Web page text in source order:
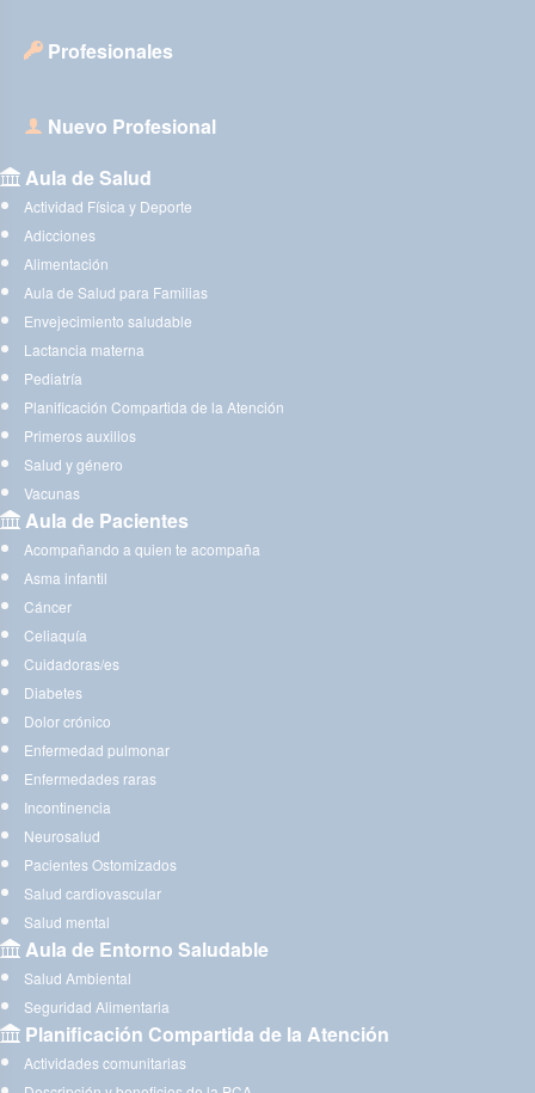
Profesionales
Nuevo Profesional
Aula de Salud
Actividad Física y Deporte
Adicciones
Alimentación
Aula de Salud para Familias
Envejecimiento saludable
Lactancia materna
Pediatría
Planificación Compartida de la Atención
Primeros auxilios
Salud y género
Vacunas
Aula de Pacientes
Acompañando a quien te acompaña
Asma infantil
Cáncer
Celiaquía
Cuidadoras/es
Diabetes
Dolor crónico
Enfermedad pulmonar
Enfermedades raras
Incontinencia
Neurosalud
Pacientes Ostomizados
Salud cardiovascular
Salud mental
Aula de Entorno Saludable
Salud Ambiental
Seguridad Alimentaria
Planificación Compartida de la Atención
Actividades comunitarias